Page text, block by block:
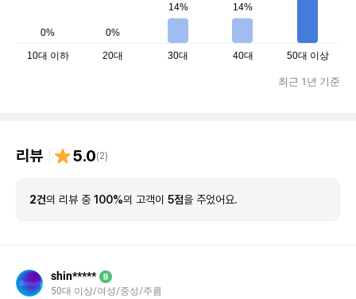
0% 0%
14% 14%
10대 이하 20대 30대 40대 50대 이상
최근 1년 기준
리뷰 5.0(2)
2건의 리뷰 중 100%의 고객이 5점을 주었어요.
shin***** B
50대 이상/여성/중성/주름